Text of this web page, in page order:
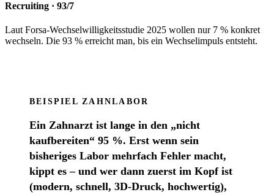
Recruiting · 93/7
Laut Forsa-Wechselwilligkeitsstudie 2025 wollen nur 7 % konkret
wechseln. Die 93 % erreicht man, bis ein Wechselimpuls entsteht.
BEISPIEL ZAHNLABOR
Ein Zahnarzt ist lange in den „nicht
kaufbereiten“ 95 %. Erst wenn sein
bisheriges Labor mehrfach Fehler macht,
kippt es – und wer dann zuerst im Kopf ist
(modern, schnell, 3D-Druck, hochwertig),